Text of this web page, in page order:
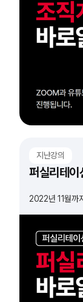
지난강의
퍼실리테
2022년 11월까